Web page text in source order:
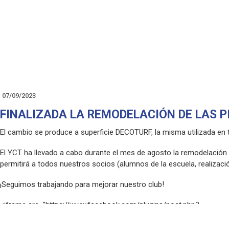
07/09/2023
FINALIZADA LA REMODELACIÓN DE LAS
El cambio se produce a superficie DECOTURF, la misma utilizada
El YCT ha llevado a cabo durante el mes de agosto la
permitirá a todos nuestros socios (alumnos de la escuela,
¡Seguimos trabajando para mejorar nuestro club!
<iframe src="https://www.facebook.com/plugins/post.php?